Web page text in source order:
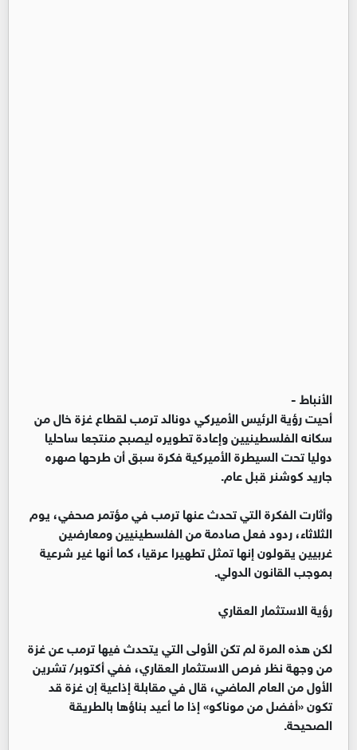
الأنباط -
أحيت رؤية الرئيس الأميركي دونالد ترمب لقطاع غزة خال من
سكانه الفلسطينيين وإعادة تطويره ليصبح منتجعا ساحليا
دوليا تحت السيطرة الأميركية فكرة سبق أن طرحها صهره
جاريد كوشنر قبل عام.
وأثارت الفكرة التي تحدث عنها ترمب في مؤتمر صحفي، يوم
الثلاثاء، ردود فعل صادمة من الفلسطينيين ومعارضين
غربيين يقولون إنها تمثل تطهيرا عرقيا، كما أنها غير شرعية
بموجب القانون الدولي.
رؤية الاستثمار العقاري
لكن هذه المرة لم تكن الأولى التي يتحدث فيها ترمب عن غزة
من وجهة نظر فرص الاستثمار العقاري، ففي أكتوبر/ تشرين
الأول من العام الماضي، قال في مقابلة إذاعية إن غزة قد
تكون «أفضل من موناكو» إذا ما أعيد بناؤها بالطريقة
الصحيحة.